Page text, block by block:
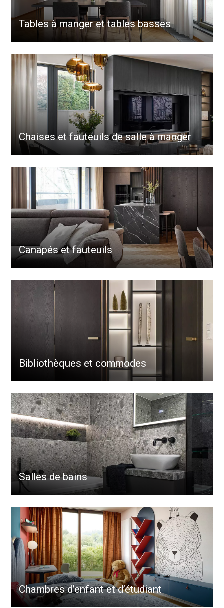
Tables à manger et tables basses
Chaises et fauteuils de salle à manger
Canapés et fauteuils
Bibliothèques et commodes
Salles de bains
Chambres d’enfant et d’étudiant